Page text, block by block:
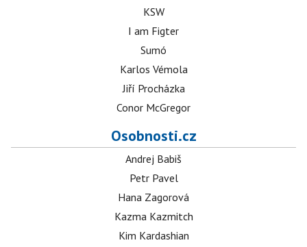
KSW
I am Figter
Sumó
Karlos Vémola
Jiří Procházka
Conor McGregor
Osobnosti.cz
Andrej Babiš
Petr Pavel
Hana Zagorová
Kazma Kazmitch
Kim Kardashian